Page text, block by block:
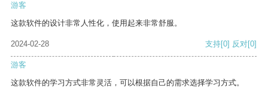
游客
这款软件的设计非常人性化，使用起来非常舒服。
2024-02-28 支持[0] 反对[0]
游客
这款软件的学习方式非常灵活，可以根据自己的需求选择学习方式。